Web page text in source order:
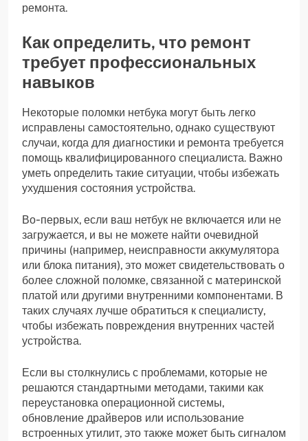
ремонта.
Как определить, что ремонт
требует профессиональных
навыков
Некоторые поломки нетбука могут быть легко
исправлены самостоятельно, однако существуют
случаи, когда для диагностики и ремонта требуется
помощь квалифицированного специалиста. Важно
уметь определить такие ситуации, чтобы избежать
ухудшения состояния устройства.
Во-первых, если ваш нетбук не включается или не
загружается, и вы не можете найти очевидной
причины (например, неисправности аккумулятора
или блока питания), это может свидетельствовать о
более сложной поломке, связанной с материнской
платой или другими внутренними компонентами. В
таких случаях лучше обратиться к специалисту,
чтобы избежать повреждения внутренних частей
устройства.
Если вы столкнулись с проблемами, которые не
решаются стандартными методами, такими как
переустановка операционной системы,
обновление драйверов или использование
встроенных утилит, это также может быть сигналом